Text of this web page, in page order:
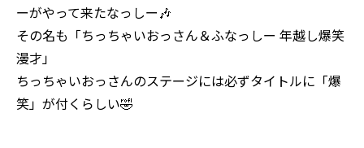
ーがやって来たなっしー🎶
その名も「ちっちゃいおっさん＆ふなっしー 年越し爆笑
漫才」
ちっちゃいおっさんのステージには必ずタイトルに「爆
笑」が付くらしい🤣